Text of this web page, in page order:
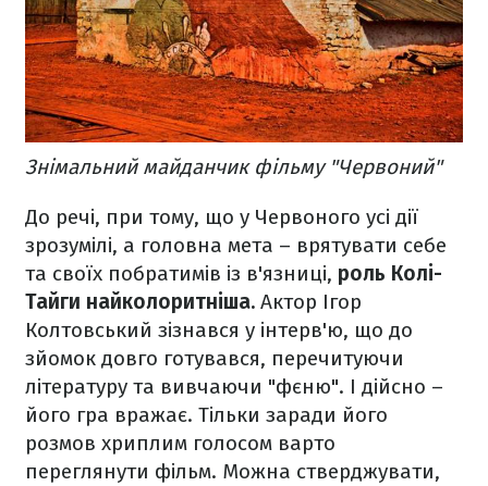
Знімальний майданчик фільму "Червоний"
До речі, при тому, що у Червоного усі дії
зрозумілі, а головна мета – врятувати себе
та своїх побратимів із в'язниці, роль Колі-
Тайги найколоритніша. Актор Ігор
Колтовський зізнався у інтерв'ю, що до
зйомок довго готувався, перечитуючи
літературу та вивчаючи "фєню". І дійсно –
його гра вражає. Тільки заради його
розмов хриплим голосом варто
переглянути фільм. Можна стверджувати,